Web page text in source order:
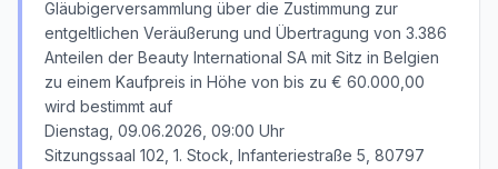
Gläubigerversammlung über die Zustimmung zur
entgeltlichen Veräußerung und Übertragung von 3.386
Anteilen der Beauty International SA mit Sitz in Belgien
zu einem Kaufpreis in Höhe von bis zu € 60.000,00
wird bestimmt auf
Dienstag, 09.06.2026, 09:00 Uhr
Sitzungssaal 102, 1. Stock, Infanteriestraße 5, 80797